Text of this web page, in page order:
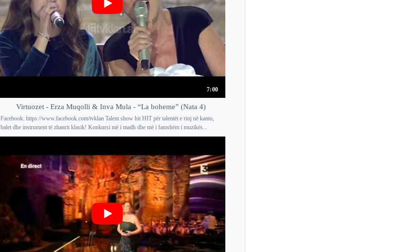
7:00
Virtuozet - Erza Muqolli & Inva Mula - “La boheme” (Nata 4)
Facebook: https://www.facebook.com/tvklan Talent show hit HIT për talentët e rinj në kanto,
balet dhe instrument të zhanrit klasik! Konkursi më i madh dhe më i famshëm i muzikës...